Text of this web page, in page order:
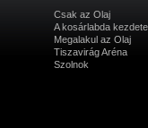
Csak az Olaj
A kosárlabda kezdete
Megalakul az Olaj
Tiszavirág Aréna
Szolnok